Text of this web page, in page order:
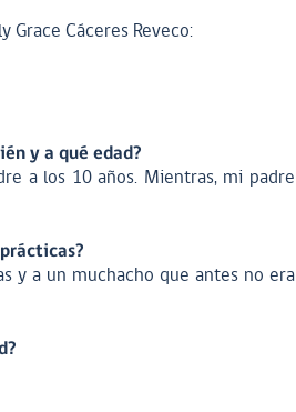
Grace Cáceres Reveco:
y a qué edad?
a los 10 años. Mientras, mi padre
y a un muchacho que antes no era